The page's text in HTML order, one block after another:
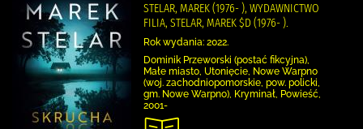
STELAR, MAREK (1976- ), WYDAWNICTWO
FILIA, STELAR, MAREK $D (1976- ).
Rok wydania: 2022.
Dominik Przeworski (postać fikcyjna),
Małe miasto, Utonięcie, Nowe Warpno
(woj. zachodniopomorskie, pow. policki,
gm. Nowe Warpno), Kryminał, Powieść,
2001-